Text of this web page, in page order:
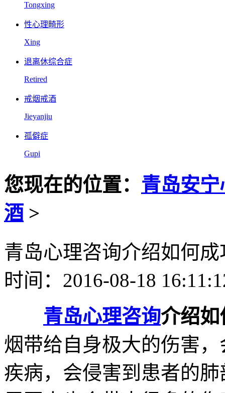
Tongxing
性心理畸形
Xing
退离休综合症
Retired
戒烟戒酒
Jieyanjiu
孤僻症
Gupi
您现在的位置： 青岛安
酒 >
青岛心理咨询介绍如何
时间：2016-08-18
青岛心理咨询介绍如
烟带给自身极大的伤害
疾病，会侵害到患者的